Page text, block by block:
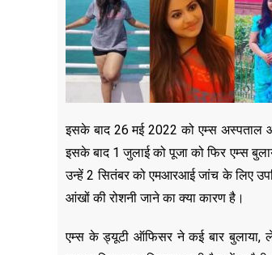
इसके बाद 26 मई 2022 को एम्स अस्पताल
इसके बाद 1 जुलाई को पूजा को फिर एम्स
उन्हें 2 सितंबर को एमआरआई जांच के लिए
आंखों की रोशनी जाने का क्या कारण है।
एम्स के ड्यूटी ऑफिसर ने कई बार बुलाया,